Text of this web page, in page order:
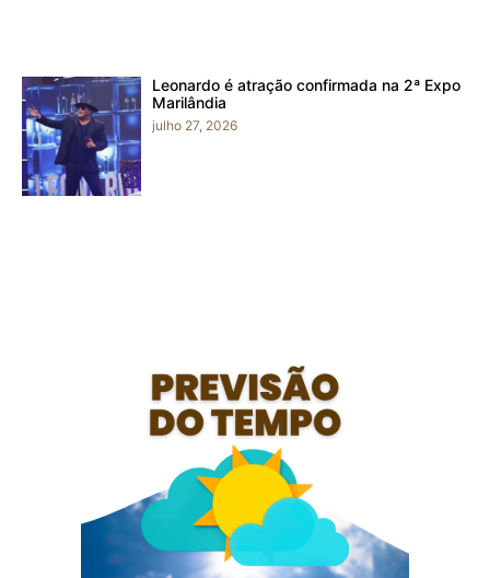
Leonardo é atração confirmada na 2ª Expo
Marilândia
julho 27, 2026